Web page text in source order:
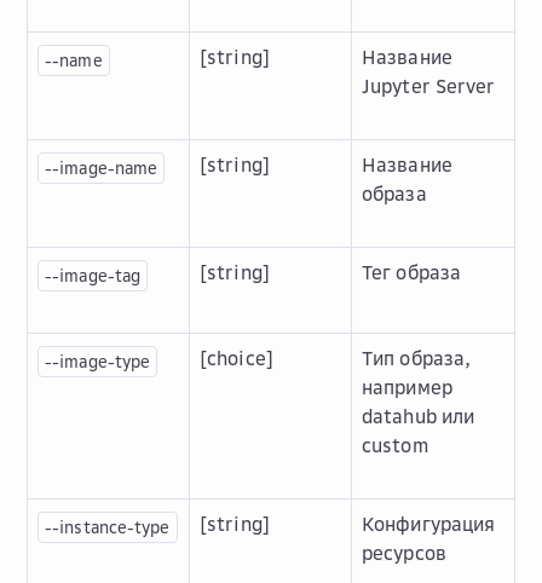
--name [string]
Название
Jupyter Server
--image-name [string]
Название
образа
--image-tag [string] Тег образа
--image-type [choice]
Тип образа,
например
datahub или
custom
--instance-type [string]
Конфигурация
ресурсов